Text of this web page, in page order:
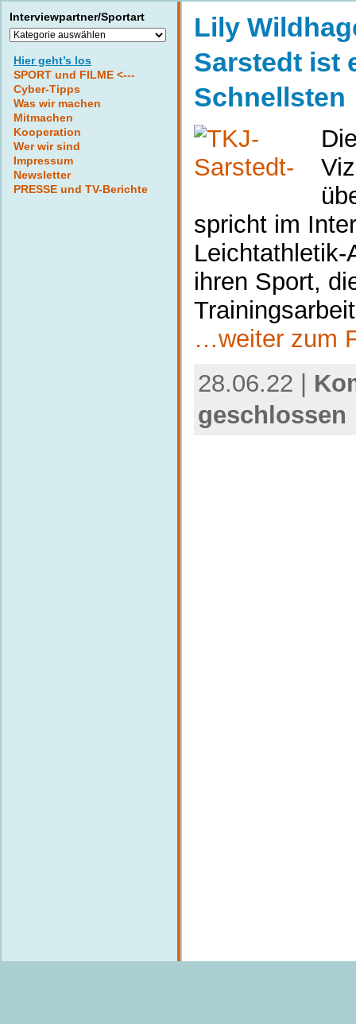
Interviewpartner/Sportart
Interviewpartner/Sportart
Hier geht’s los
SPORT und FILME <---
Cyber-Tipps
Was wir machen
Mitmachen
Kooperation
Wer wir sind
Impressum
Newsletter
PRESSE und TV-Berichte
Lily
Sarstedt ist
Schnellsten
spricht im
Leichtathletik-
ihren Sport,
…weiter zum
28.06.22 |
geschlossen